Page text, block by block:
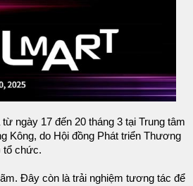
ngày 17 đến 20 tháng 3 tại Trung tâm
Kông, do Hội đồng Phát triển Thương
tổ chức.
Đây còn là trải nghiệm tương tác để